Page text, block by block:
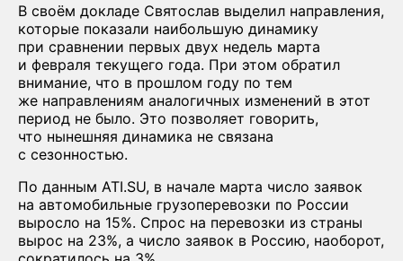
В своём докладе Святослав выделил направления,
которые показали наибольшую динамику
при сравнении первых двух недель марта
и февраля текущего года. При этом обратил
внимание, что в прошлом году по тем
же направлениям аналогичных изменений в этот
период не было. Это позволяет говорить,
что нынешняя динамика не связана
с сезонностью.
По данным ATI.SU, в начале марта число заявок
на автомобильные грузоперевозки по России
выросло на 15%. Спрос на перевозки из страны
вырос на 23%, а число заявок в Россию, наоборот,